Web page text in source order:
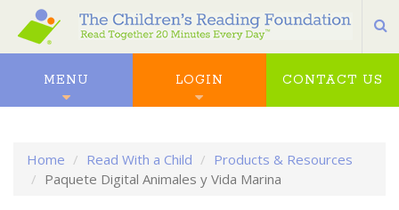
MENU CONTACT US
LOGIN
Home Read With a Child
Products & Resources
Paquete Digital Animales y Vida Marina